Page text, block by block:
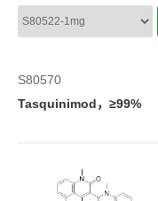
S80570
Tasquinimod，≥99%